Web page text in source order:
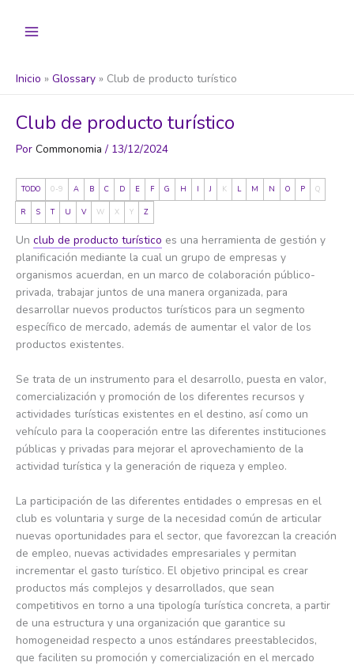
Inicio Glossary Club de producto turístico
Club de producto turístico
Por Commonomia / 13/12/2024
TODO 0-9 A B C D E F G H I J K L M N O P Q
R S T U V W X Y Z
Un club de producto turístico es una herramienta de gestión y
planificación mediante la cual un grupo de empresas y
organismos acuerdan, en un marco de colaboración público-
privada, trabajar juntos de una manera organizada, para
desarrollar nuevos productos turísticos para un segmento
específico de mercado, además de aumentar el valor de los
productos existentes.
Se trata de un instrumento para el desarrollo, puesta en valor,
comercialización y promoción de los diferentes recursos y
actividades turísticas existentes en el destino, así como un
vehículo para la cooperación entre las diferentes instituciones
públicas y privadas para mejorar el aprovechamiento de la
actividad turística y la generación de riqueza y empleo.
La participación de las diferentes entidades o empresas en el
club es voluntaria y surge de la necesidad común de articular
nuevas oportunidades para el sector, que favorezcan la creación
de empleo, nuevas actividades empresariales y permitan
incrementar el gasto turístico. El objetivo principal es crear
productos más complejos y desarrollados, que sean
competitivos en torno a una tipología turística concreta, a partir
de una estructura y una organización que garantice su
homogeneidad respecto a unos estándares preestablecidos,
que faciliten su promoción y comercialización en el mercado